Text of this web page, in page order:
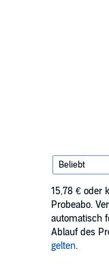
15,78 € oder
Probeabo.
automatisch
Ablauf des
gelten.